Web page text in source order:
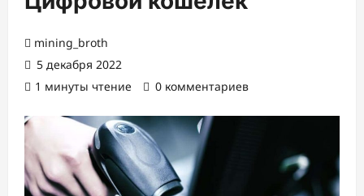
mining_broth
5 декабря 2022
1 минуты чтение
0 комментариев